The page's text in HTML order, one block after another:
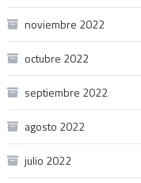
noviembre 2022
octubre 2022
septiembre 2022
agosto 2022
julio 2022